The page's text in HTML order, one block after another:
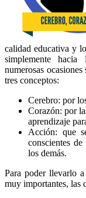
calidad educativa y
simplemente
numerosas
tres conceptos:
Cerebro: por
Corazón: por
aprendizaje
Acción: que
conscientes
los demás.
Para poder llevarlo
muy importantes, las